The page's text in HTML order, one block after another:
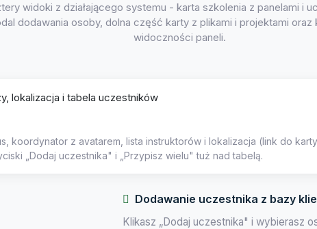
widoki z działającego systemu - karta szkolenia z panelami i
dodawania osoby, dolna część karty z plikami i projektami oraz
widoczności paneli.
koordynator z avatarem, lista instruktorów i lokalizacja (link do
„Dodaj uczestnika" i „Przypisz wielu" tuż nad tabelą.
Dodawanie uczestnika z bazy
Klikasz „Dodaj uczestnika" i wybierasz